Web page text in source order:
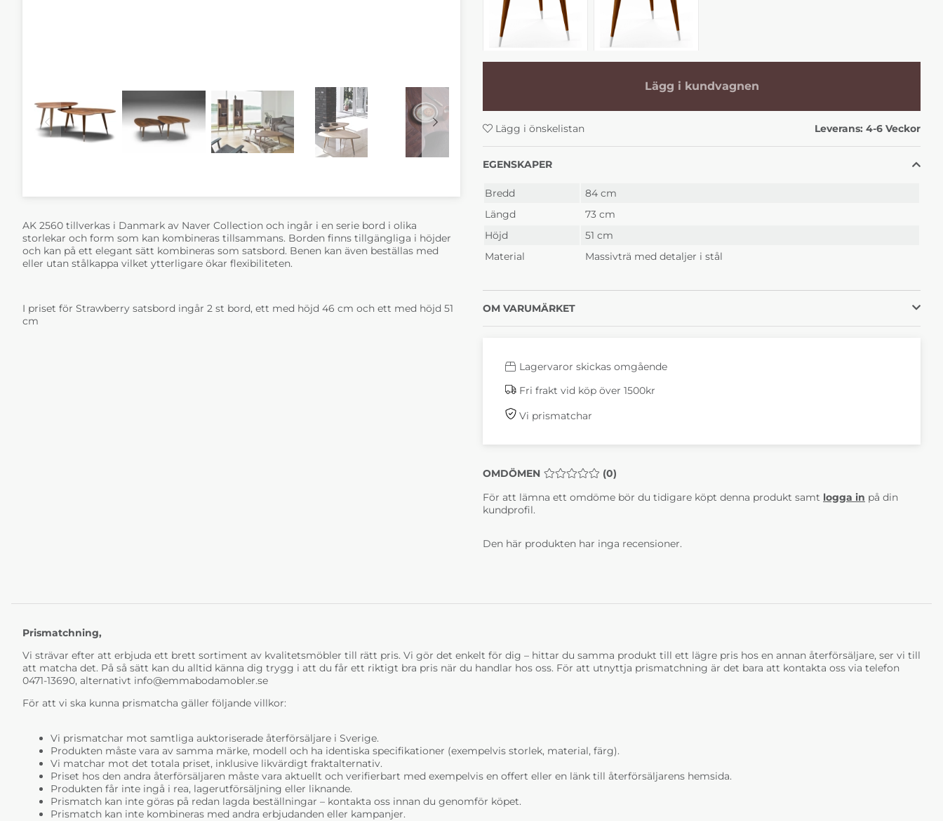
AK 2560 tillverkas i Danmark av Naver Collection och ingår i en serie bord i olika
storlekar och form som kan kombineras tillsammans. Borden finns tillgängliga i höjder
och kan på ett elegant sätt kombineras som satsbord. Benen kan även beställas med
eller utan stålkappa vilket ytterligare ökar flexibiliteten.
I priset för Strawberry satsbord ingår 2 st bord, ett med höjd 46 cm och ett med höjd 51
cm
24 480 krLägg i kundvagnen
Lägg i önskelistan Leverans: 4-6 Veckor
EGENSKAPER
Bredd
84 cm
Längd
73 cm
Höjd
51 cm
Material
Massivträ med detaljer i stål
OM VARUMÄRKET
Lagervaror skickas omgående
Fri frakt vid köp över 1500kr
Vi prismatchar
OMDÖMEN MEDELBETYG 0 AV 5 ANTAL BETYG 0
(0)
För att lämna ett omdöme bör du tidigare köpt denna produkt samt logga in på din
kundprofil.
Den här produkten har inga recensioner.
Prismatchning,
Vi strävar efter att erbjuda ett brett sortiment av kvalitetsmöbler till rätt pris. Vi gör det enkelt för dig – hittar du samma produkt till ett lägre pris hos en annan återförsäljare, ser vi till
att matcha det. På så sätt kan du alltid känna dig trygg i att du får ett riktigt bra pris när du handlar hos oss. För att utnyttja prismatchning är det bara att kontakta oss via telefon
0471-13690, alternativt info@emmabodamobler.se
För att vi ska kunna prismatcha gäller följande villkor:
Vi prismatchar mot samtliga auktoriserade återförsäljare i Sverige.
Produkten måste vara av samma märke, modell och ha identiska specifikationer (exempelvis storlek, material, färg).
Vi matchar mot det totala priset, inklusive likvärdigt fraktalternativ.
Priset hos den andra återförsäljaren måste vara aktuellt och verifierbart med exempelvis en offert eller en länk till återförsäljarens hemsida.
Produkten får inte ingå i rea, lagerutförsäljning eller liknande.
Prismatch kan inte göras på redan lagda beställningar – kontakta oss innan du genomför köpet.
Prismatch kan inte kombineras med andra erbjudanden eller kampanjer.